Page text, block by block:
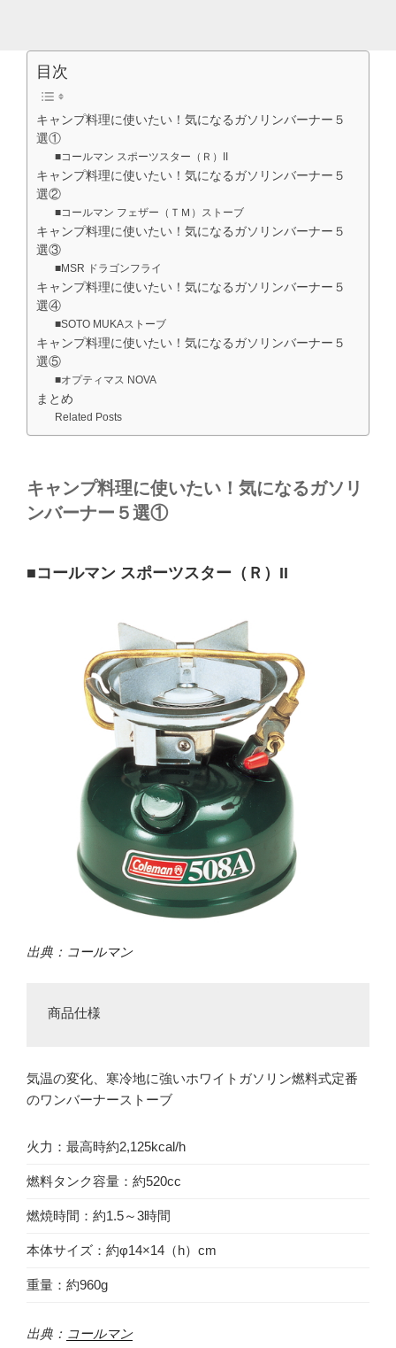
目次
キャンプ料理に使いたい！気になるガソリンバーナー５
選①
■コールマン スポーツスター（Ｒ）II
キャンプ料理に使いたい！気になるガソリンバーナー５
選②
■コールマン フェザー（ＴＭ）ストーブ
キャンプ料理に使いたい！気になるガソリンバーナー５
選③
■MSR ドラゴンフライ
キャンプ料理に使いたい！気になるガソリンバーナー５
選④
■SOTO MUKAストーブ
キャンプ料理に使いたい！気になるガソリンバーナー５
選⑤
■オプティマス NOVA
まとめ
Related Posts
キャンプ料理に使いたい！気になるガソリ
ンバーナー５選①
■コールマン スポーツスター（Ｒ）II
出典： コールマン
商品仕様
気温の変化、寒冷地に強いホワイトガソリン燃料式定番
のワンバーナーストーブ
火力：最高時約2,125kcal/h
燃料タンク容量：約520cc
燃焼時間：約1.5～3時間
本体サイズ：約φ14×14（h）cm
重量：約960g
出典： コールマン